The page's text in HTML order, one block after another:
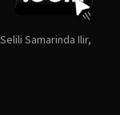
Samarinda Ilir,